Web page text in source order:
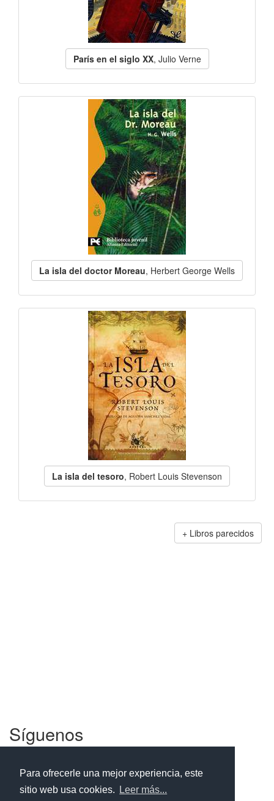
Para ofrecerle una mejor experiencia, este
sitio web usa cookies.
Leer más...
París en el siglo XX, Julio Verne
La isla del doctor Moreau, Herbert George Wells
La isla del tesoro, Robert Louis Stevenson
Libros parecidos
Síguenos